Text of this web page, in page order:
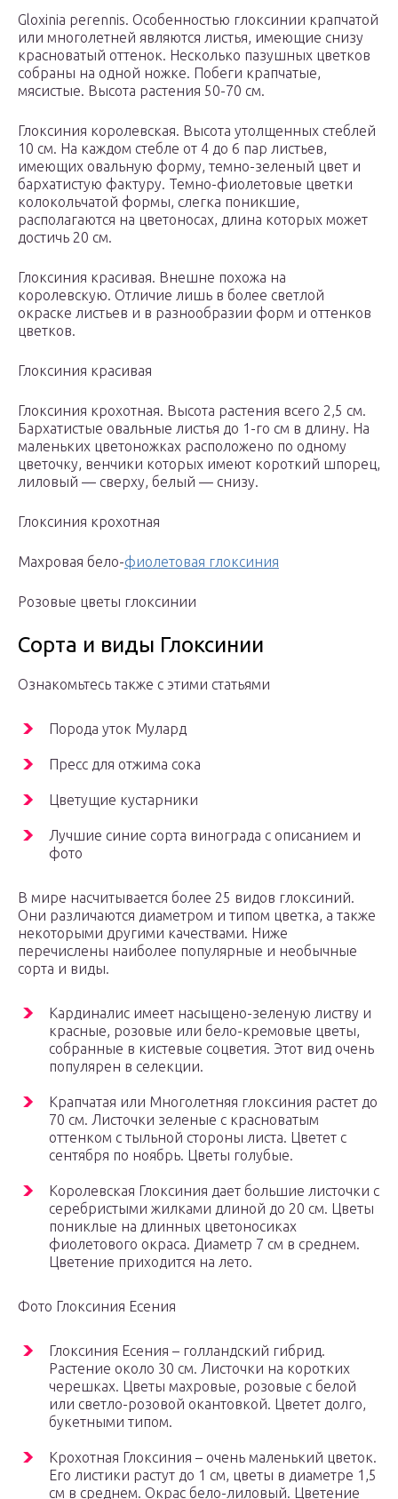
Gloxinia perennis. Особенностью глоксинии крапчатой
или многолетней являются листья, имеющие снизу
красноватый оттенок. Несколько пазушных цветков
собраны на одной ножке. Побеги крапчатые,
мясистые. Высота растения 50-70 см.
Глоксиния королевская. Высота утолщенных стеблей
10 см. На каждом стебле от 4 до 6 пар листьев,
имеющих овальную форму, темно-зеленый цвет и
бархатистую фактуру. Темно-фиолетовые цветки
колокольчатой формы, слегка поникшие,
располагаются на цветоносах, длина которых может
достичь 20 см.
Глоксиния красивая. Внешне похожа на
королевскую. Отличие лишь в более светлой
окраске листьев и в разнообразии форм и оттенков
цветков.
Глоксиния красивая
Глоксиния крохотная. Высота растения всего 2,5 см.
Бархатистые овальные листья до 1-го см в длину. На
маленьких цветоножках расположено по одному
цветочку, венчики которых имеют короткий шпорец,
лиловый — сверху, белый — снизу.
Глоксиния крохотная
Махровая бело-фиолетовая глоксиния
Розовые цветы глоксинии
Сорта и виды Глоксинии
Ознакомьтесь также с этими статьями
Порода уток Мулард
Пресс для отжима сока
Цветущие кустарники
Лучшие синие сорта винограда с описанием и
фото
В мире насчитывается более 25 видов глоксиний.
Они различаются диаметром и типом цветка, а также
некоторыми другими качествами. Ниже
перечислены наиболее популярные и необычные
сорта и виды.
Кардиналис имеет насыщено-зеленую листву и
красные, розовые или бело-кремовые цветы,
собранные в кистевые соцветия. Этот вид очень
популярен в селекции.
Крапчатая или Многолетняя глоксиния растет до
70 см. Листочки зеленые с красноватым
оттенком с тыльной стороны листа. Цветет с
сентября по ноябрь. Цветы голубые.
Королевская Глоксиния дает большие листочки с
серебристыми жилками длиной до 20 см. Цветы
пониклые на длинных цветоносиках
фиолетового окраса. Диаметр 7 см в среднем.
Цветение приходится на лето.
Фото Глоксиния Есения
Глоксиния Есения – голландский гибрид.
Растение около 30 см. Листочки на коротких
черешках. Цветы махровые, розовые с белой
или светло-розовой окантовкой. Цветет долго,
букетными типом.
Крохотная Глоксиния – очень маленький цветок.
Его листики растут до 1 см, цветы в диаметре 1,5
см в среднем. Окрас бело-лиловый. Цветение